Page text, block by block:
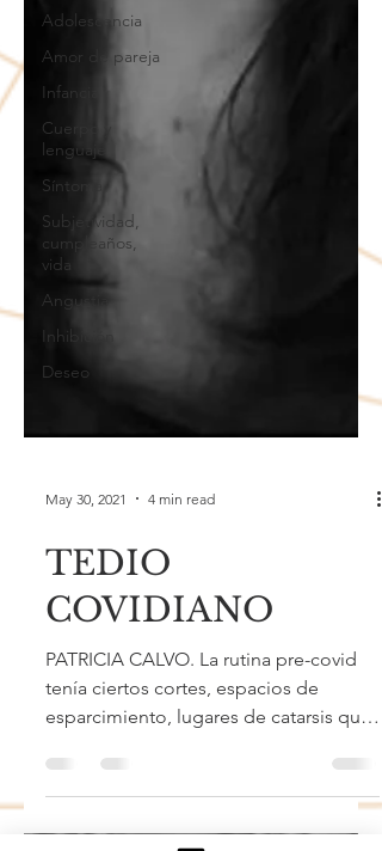
Adolescencia
Amor de pareja
Infancia
Cuerpo y
lenguaje
Síntoma
Subjetividad,
cumpleaños,
vida
Angustia
Inhibición
Deseo
TEDIO
COVIDIANO
PATRICIA CALVO. La rutina pre-covid
tenía ciertos cortes, espacios de
esparcimiento, lugares de catarsis que